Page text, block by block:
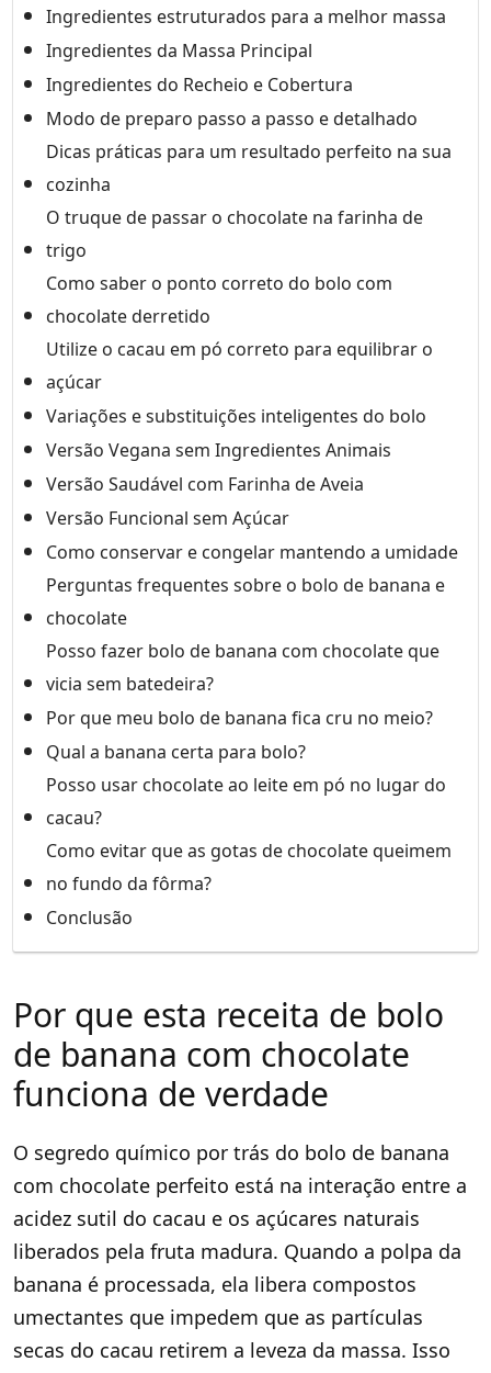
Ingredientes estruturados para a melhor massa
Ingredientes da Massa Principal
Ingredientes do Recheio e Cobertura
Modo de preparo passo a passo e detalhado
Dicas práticas para um resultado perfeito na sua
cozinha
O truque de passar o chocolate na farinha de
trigo
Como saber o ponto correto do bolo com
chocolate derretido
Utilize o cacau em pó correto para equilibrar o
açúcar
Variações e substituições inteligentes do bolo
Versão Vegana sem Ingredientes Animais
Versão Saudável com Farinha de Aveia
Versão Funcional sem Açúcar
Como conservar e congelar mantendo a umidade
Perguntas frequentes sobre o bolo de banana e
chocolate
Posso fazer bolo de banana com chocolate que
vicia sem batedeira?
Por que meu bolo de banana fica cru no meio?
Qual a banana certa para bolo?
Posso usar chocolate ao leite em pó no lugar do
cacau?
Como evitar que as gotas de chocolate queimem
no fundo da fôrma?
Conclusão
Por que esta receita de bolo
de banana com chocolate
funciona de verdade
O segredo químico por trás do bolo de banana
com chocolate perfeito está na interação entre a
acidez sutil do cacau e os açúcares naturais
liberados pela fruta madura. Quando a polpa da
banana é processada, ela libera compostos
umectantes que impedem que as partículas
secas do cacau retirem a leveza da massa. Isso